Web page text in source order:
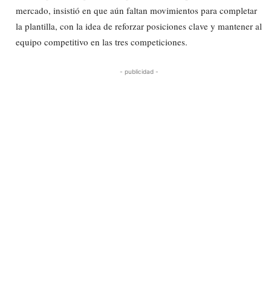
mercado, insistió en que aún faltan movimientos para completar
la plantilla, con la idea de reforzar posiciones clave y mantener al
equipo competitivo en las tres competiciones.
- publicidad -